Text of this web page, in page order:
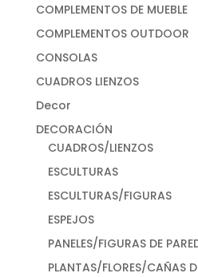
COMPLEMENTOS DE MUEBLE
COMPLEMENTOS OUTDOOR
CONSOLAS
CUADROS LIENZOS
Decor
DECORACIÓN
CUADROS/LIENZOS
ESCULTURAS
ESCULTURAS/FIGURAS
ESPEJOS
PANELES/FIGURAS DE
PLANTAS/FLORES/CAÑAS